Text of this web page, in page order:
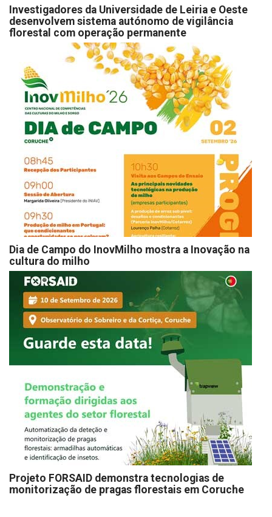
Investigadores da Universidade de Leiria e Oeste
desenvolvem sistema autónomo de vigilância
florestal com operação permanente
Dia de Campo do InovMilho mostra a Inovação na
cultura do milho
Projeto FORSAID demonstra tecnologias de
monitorização de pragas florestais em Coruche